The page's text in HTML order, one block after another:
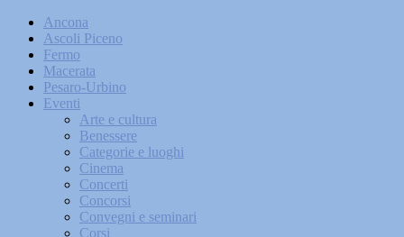
Ancona
Ascoli Piceno
Fermo
Macerata
Pesaro-Urbino
Eventi
Arte e cultura
Benessere
Categorie e luoghi
Cinema
Concerti
Concorsi
Convegni e seminari
Corsi